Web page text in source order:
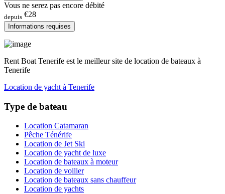
Vous ne serez pas encore débité
depuis €28
Informations requises
Rent Boat Tenerife est le meilleur site de location de bateaux à
Tenerife
Location de yacht à Tenerife
Type de bateau
Location Catamaran
Pêche Ténérife
Location de Jet Ski
Location de yacht de luxe
Location de bateaux à moteur
Location de voilier
Location de bateaux sans chauffeur
Location de yachts